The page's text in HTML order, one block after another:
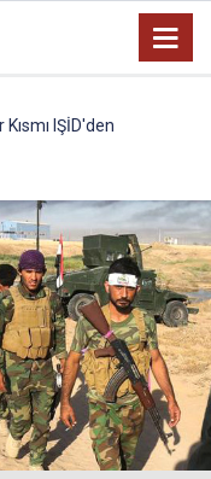
Kısmı IŞİD'den